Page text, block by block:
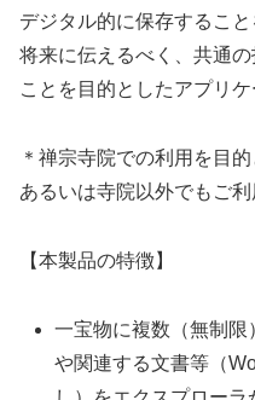
デジタル的に保存するこ
将来に伝えるべく、共通
ことを目的としたアプリケ
＊禅宗寺院での利用を目
あるいは寺院以外でもご利
【本製品の特徴】
一宝物に複数（無制限
や関連する文書等（